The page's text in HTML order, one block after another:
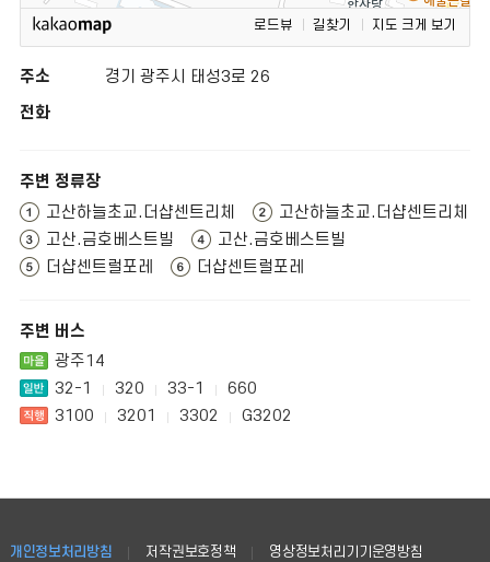
로드뷰 길찾기 지도 크게 보기
주소
경기 광주시 태성3로 26
전화
주변 정류장
고산하늘초교.더샵센트리체
고산하늘초교.더샵센트리체
고산.금호베스트빌
고산.금호베스트빌
더샵센트럴포레
더샵센트럴포레
주변 버스
광주14
32-1
320 33-1
660
3100
3201 3302 G3202
개인정보처리방침 저작권보호정책 영상정보처리기기운영방침